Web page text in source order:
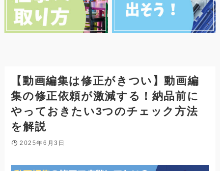
【動画編集は修正がきつい】動画編
集の修正依頼が激減する！納品前に
やっておきたい3つのチェック方法
を解説
2025年6月3日